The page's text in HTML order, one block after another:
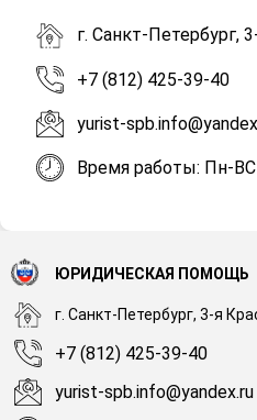
г. Санкт-Петербург,
+7 (812) 425-39-40
yurist-
Время работы: Пн-ВС
ЮРИДИЧЕСКАЯ ПОМОЩЬ
г. Санкт-Петербург, 3-я
+7 (812) 425-39-40
yurist-spb.info@yandex.ru